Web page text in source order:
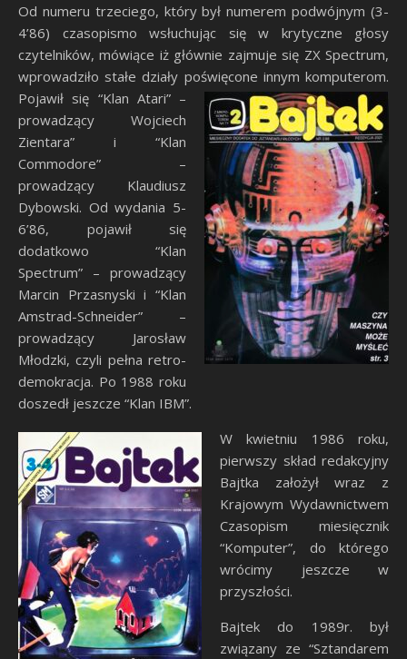
Od numeru trzeciego, który był numerem podwójnym (3-
4’86) czasopismo wsłuchując się w krytyczne głosy
czytelników, mówiące iż głównie zajmuje się ZX Spectrum,
wprowadziło stałe działy poświęcone innym komputerom.
Pojawił się “Klan Atari” –
prowadzący Wojciech
Zientara” i “Klan
Commodore” –
prowadzący Klaudiusz
Dybowski. Od wydania 5-
6’86, pojawił się
dodatkowo “Klan
Spectrum” – prowadzący
Marcin Przasnyski i “Klan
Amstrad-Schneider” –
prowadzący Jarosław
Młodzki, czyli pełna retro-
demokracja. Po 1988 roku
doszedł jeszcze “Klan IBM”.
W kwietniu 1986 roku,
pierwszy skład redakcyjny
Bajtka założył wraz z
Krajowym Wydawnictwem
Czasopism miesięcznik
“Komputer”, do którego
wrócimy jeszcze w
przyszłości.
Bajtek do 1989r. był
związany ze “Sztandarem